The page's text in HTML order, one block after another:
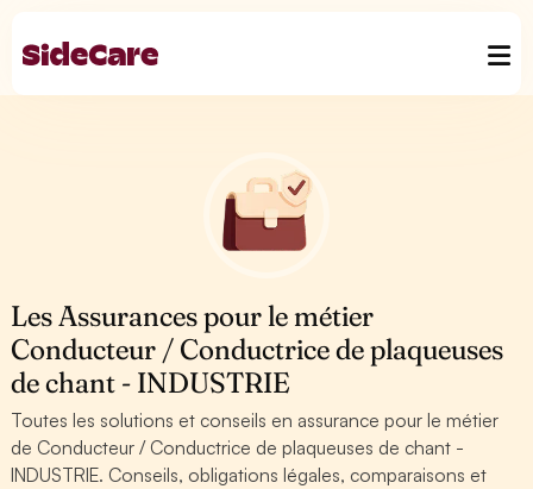
Les Assurances pour le métier
Conducteur / Conductrice de plaqueuses
de chant - INDUSTRIE
Toutes les solutions et conseils en assurance pour le métier
de Conducteur / Conductrice de plaqueuses de chant -
INDUSTRIE. Conseils, obligations légales, comparaisons et